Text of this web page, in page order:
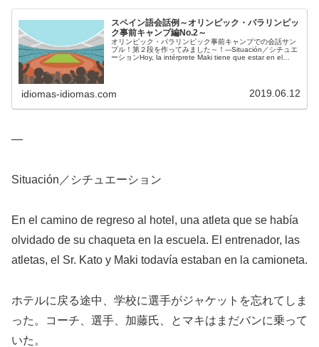
スペイン語会話例～オリンピック・パラリンピッ
ク事前キャンプ編No.2～
オリンピック・パラリンピック事前キャンプでの会話サン
プル！第２段を作ってみました～！---Situación／シチュエ
ーションHoy, la intérprete Maki tiene que estar en el
idiomas-idiomas.com 2019.06.12
—
Situación／シチュエーション
En el camino de regreso al hotel, una atleta que se había
olvidado de su chaqueta en la escuela. El entrenador, las
atletas, el Sr. Kato y Maki todavía estaban en la camioneta.
ホテルに戻る途中、学校に選手がジャケットを忘れてしま
った。コーチ、選手、加藤氏、とマキはまだバンに乗って
いた。